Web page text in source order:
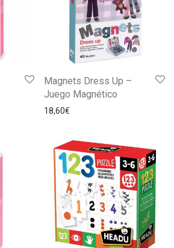
Magnets Dress Up –
Juego Magnético
18,60€